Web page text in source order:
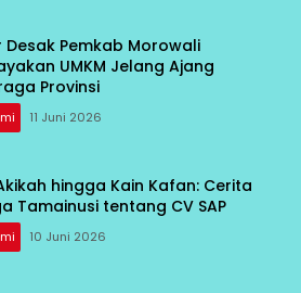
Desak Pemkab Morowali
UMKM Jelang Ajang
Provinsi
11 Juni 2026
hingga Kain Kafan: Cerita
Tamainusi tentang CV SAP
10 Juni 2026